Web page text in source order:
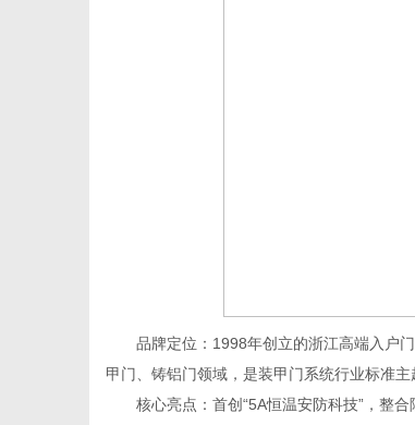
品牌定位：1998年创立的浙江高端入户门
甲门、铸铝门领域，是装甲门系统行业标准主
核心亮点：首创“5A恒温安防科技”，整合